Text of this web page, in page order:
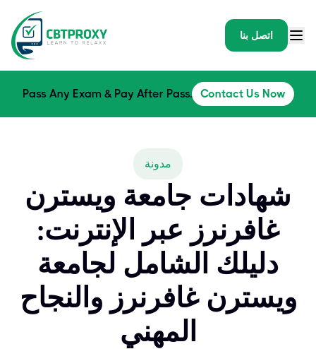
اتصل بنا
Pass Any Exam & Pay After Pass. Contact Us Now
مدونة
شهادات جامعة ويسترن
غافرنرز عبر الإنترنت:
دليلك الشامل لجامعة
ويسترن غافرنرز والنجاح
المهني